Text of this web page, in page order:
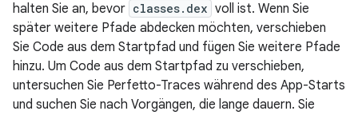
halten Sie an, bevor classes.dex voll ist. Wenn Sie
später weitere Pfade abdecken möchten, verschieben
Sie Code aus dem Startpfad und fügen Sie weitere Pfade
hinzu. Um Code aus dem Startpfad zu verschieben,
untersuchen Sie Perfetto-Traces während des App-Starts
und suchen Sie nach Vorgängen, die lange dauern. Sie